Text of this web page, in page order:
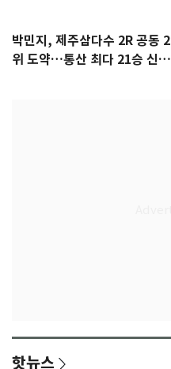
박민지, 제주삼다수 2R 공동 2
위 도약…통산 최다 21승 신기
핫뉴스